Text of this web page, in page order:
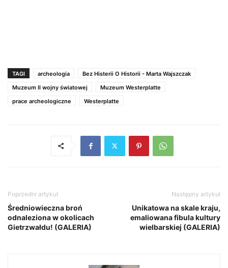
TAGI archeologia
Bez Histerii O Historii - Marta Wajszczak
Muzeum II wojny światowej
Muzeum Westerplatte
prace archeologiczne
Westerplatte
Poprzedni artykuł
Średniowieczna broń
odnaleziona w okolicach
Gietrzwałdu! (GALERIA)
Następny artykuł
Unikatowa na skale kraju,
emaliowana fibula kultury
wielbarskiej (GALERIA)